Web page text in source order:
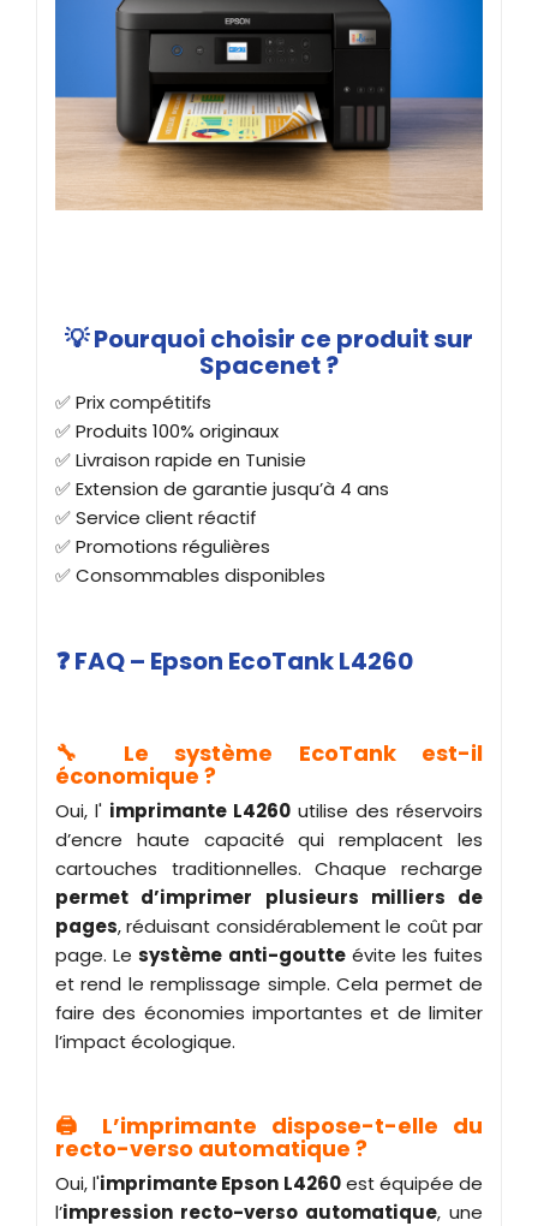
💡 Pourquoi choisir ce produit sur
Spacenet ?
✅ Prix compétitifs
✅ Produits 100% originaux
✅ Livraison rapide en Tunisie
✅ Extension de garantie jusqu’à 4 ans
✅ Service client réactif
✅ Promotions régulières
✅ Consommables disponibles
❓ FAQ – Epson EcoTank L4260
🔧 Le système EcoTank est-il
économique ?
Oui, l' imprimante L4260 utilise des réservoirs
d’encre haute capacité qui remplacent les
cartouches traditionnelles. Chaque recharge
permet d’imprimer plusieurs milliers de
pages, réduisant considérablement le coût par
page. Le système anti-goutteévite les fuites
et rend le remplissage simple. Cela permet de
faire des économies importantes et de limiter
l’impact écologique.
🖨️ L’imprimante dispose-t-elle du
recto-verso automatique ?
Oui, l'imprimante Epson L4260est équipée de
l’impression recto-verso automatique, une